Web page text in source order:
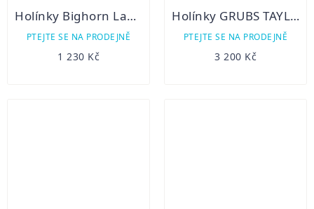
Holínky Bighorn Labrador
PTEJTE SE NA PRODEJNĚ
1 230 Kč
Holínky GRUBS TAYLINE 5.0
PTEJTE SE NA PRODEJNĚ
3 200 Kč